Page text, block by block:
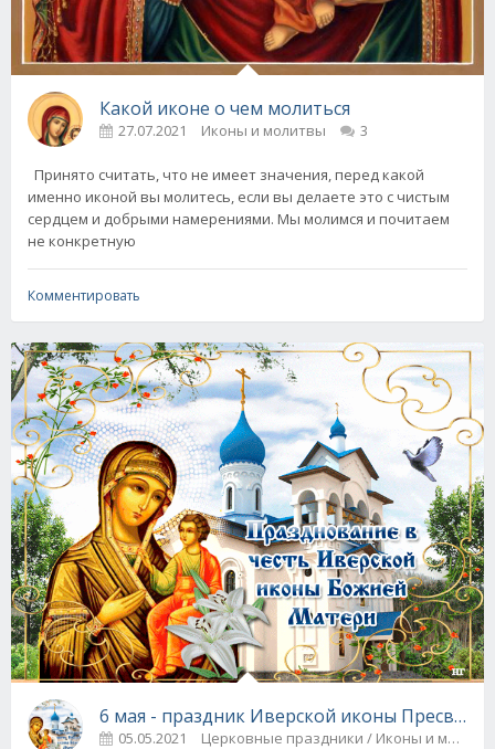
Какой иконе о чем молиться
27.07.2021 Иконы и молитвы 3
Принято считать, что не имеет значения, перед какой
именно иконой вы молитесь, если вы делаете это с чистым
сердцем и добрыми намерениями. Мы молимся и почитаем
не конкретную
Комментировать
6 мая - праздник Иверской иконы
05.05.2021 Церковные праздники / Иконы и